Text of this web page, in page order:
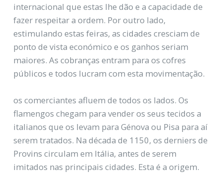
internacional que estas lhe dão e a capacidade de
fazer respeitar a ordem. Por outro lado,
estimulando estas feiras, as cidades cresciam de
ponto de vista económico e os ganhos seriam
maiores. As cobranças entram para os cofres
públicos e todos lucram com esta movimentação.
os comerciantes afluem de todos os lados. Os
flamengos chegam para vender os seus tecidos a
italianos que os levam para Génova ou Pisa para aí
serem tratados. Na década de 1150, os derniers de
Provins circulam em Itália, antes de serem
imitados nas principais cidades. Esta é a origem.